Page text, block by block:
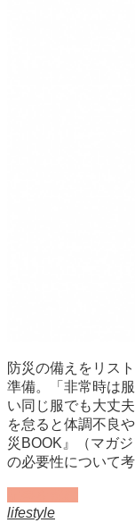
防災の備えをリス
準備。「非常時は
い同じ服でも大丈
を怠ると体調不良
災BOOK』（マガ
の必要性について
lifestyle